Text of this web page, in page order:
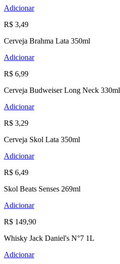
Adicionar
R$ 3,49
Cerveja Brahma Lata 350ml
Adicionar
R$ 6,99
Cerveja Budweiser Long Neck 330ml
Adicionar
R$ 3,29
Cerveja Skol Lata 350ml
Adicionar
R$ 6,49
Skol Beats Senses 269ml
Adicionar
R$ 149,90
Whisky Jack Daniel's N°7 1L
Adicionar